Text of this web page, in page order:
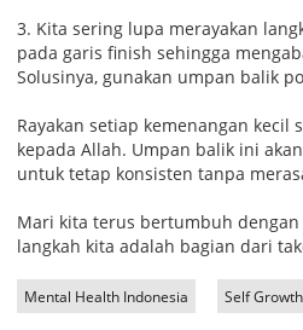
3. Kita sering lupa merayakan
pada garis finish sehingga
Solusinya, gunakan umpan balik
Rayakan setiap kemenangan kecil
kepada Allah. Umpan balik ini
untuk tetap konsisten tanpa
Mari kita terus bertumbuh dengan
langkah kita adalah bagian dari
Mental Health Indonesia Self Growth